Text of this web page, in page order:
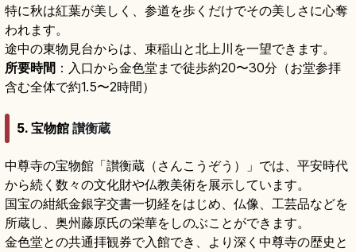
特に秋は紅葉が美しく、参道を歩くだけでその美しさに心奪
われます。
途中の東物見台からは、束稲山と北上川を一望できます。
所要時間 ：入口から金色堂まで徒歩約20〜30分（お堂参拝
含む全体で約1.5〜2時間）
5. 宝物館 讃衡蔵
中尊寺の宝物館「讃衡蔵（さんこうぞう）」では、平安時代
から続く数々の文化財や仏教美術を展示しています。
国宝の紺紙金銀字交書一切経をはじめ、仏像、工芸品などを
所蔵し、奥州藤原氏の栄華をしのぶことができます。
金色堂との共通拝観券で入館でき、より深く中尊寺の歴史と